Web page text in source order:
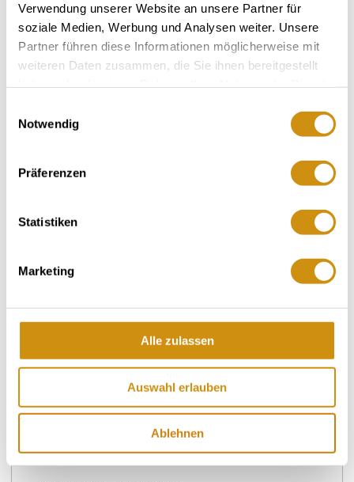
Verwendung unserer Website an unsere Partner für
soziale Medien, Werbung und Analysen weiter. Unsere
Partner führen diese Informationen möglicherweise mit
weiteren Daten zusammen, die Sie ihnen bereitgestellt
Notwendig
Präferenzen
Statistiken
Marketing
Alle zulassen
Auswahl erlauben
Ablehnen
Openingstijden Contact
Meer info & Downloads
Openingstijden